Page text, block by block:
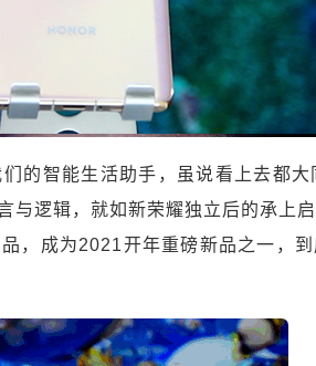
的智能生活助手，虽说看上去都
与逻辑，就如新荣耀独立后的承上
，成为2021开年重磅新品之一，